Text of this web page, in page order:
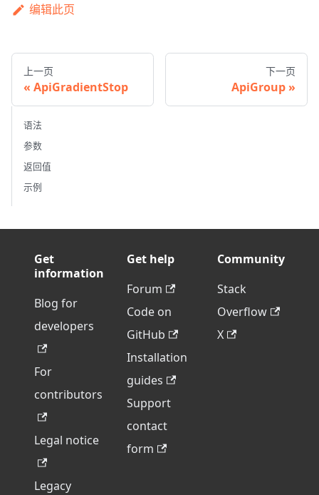
编辑此页
上一页
ApiGradientStop
下一页
ApiGroup
语法
参数
返回值
示例
Get
information
Blog for
developers
For
contributors
Legal notice
Legacy
Get help
Forum
Code on
GitHub
Installation
guides
Support
contact
form
Community
Stack
Overflow
X